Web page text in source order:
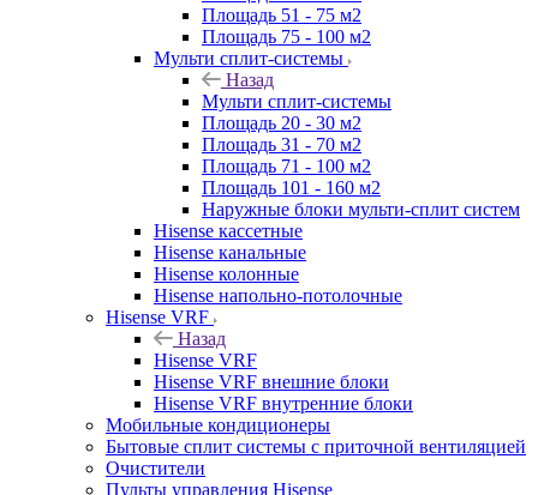
Площадь 51 - 75 м2
Площадь 75 - 100 м2
Мульти сплит-системы
Назад
Мульти сплит-системы
Площадь 20 - 30 м2
Площадь 31 - 70 м2
Площадь 71 - 100 м2
Площадь 101 - 160 м2
Наружные блоки мульти-сплит систем
Hisense кассетные
Hisense канальные
Hisense колонные
Hisense напольно-потолочные
Hisense VRF
Назад
Hisense VRF
Hisense VRF внешние блоки
Hisense VRF внутренние блоки
Мобильные кондиционеры
Бытовые сплит системы с приточной вентиляцией
Очистители
Пульты управления Hisense